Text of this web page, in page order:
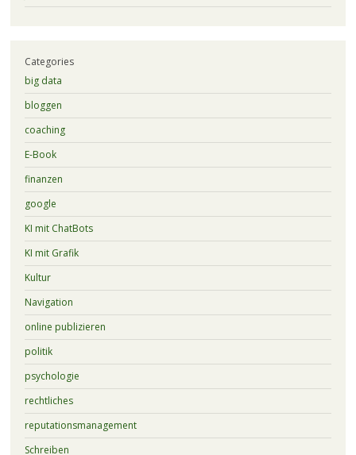
Categories
big data
bloggen
coaching
E-Book
finanzen
google
KI mit ChatBots
KI mit Grafik
Kultur
Navigation
online publizieren
politik
psychologie
rechtliches
reputationsmanagement
Schreiben